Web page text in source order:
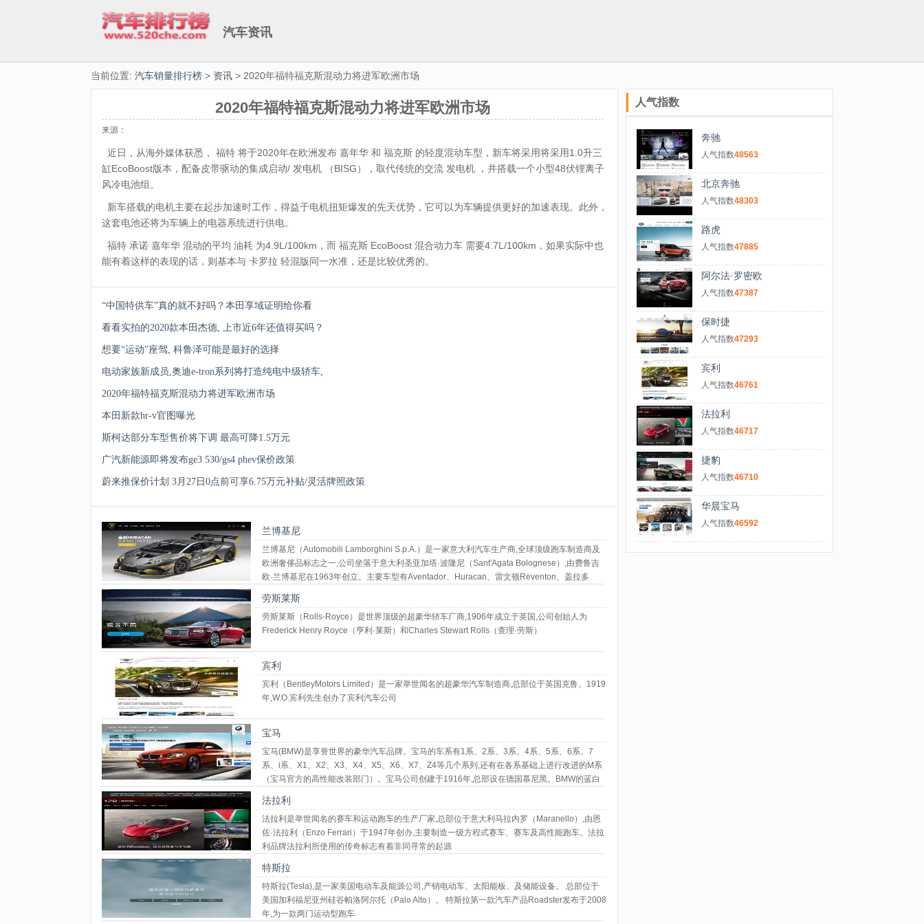
汽车资讯
当前位置: 汽车销量排行榜 > 资讯 > 2020年福特福克斯混动力将进军欧洲市场
2020年福特福克斯混动力将进军欧洲市场
来源：
近日，从海外媒体获悉， 福特 将于2020年在欧洲发布 嘉年华 和 福克斯 的轻度混动车型，新车将采用将采用1.0升三
缸EcoBoost版本，配备皮带驱动的集成启动/ 发电机 （BISG），取代传统的交流 发电机 ，并搭载一个小型48伏锂离子
风冷电池组。
新车搭载的电机主要在起步加速时工作，得益于电机扭矩爆发的先天优势，它可以为车辆提供更好的加速表现。此外，
这套电池还将为车辆上的电器系统进行供电。
福特 承诺 嘉年华 混动的平均 油耗 为4.9L/100km，而 福克斯 EcoBoost 混合动力车 需要4.7L/100km，如果实际中也
能有着这样的表现的话，则基本与 卡罗拉 轻混版同一水准，还是比较优秀的。
“中国特供车”真的就不好吗？本田享域证明给你看
看看实拍的2020款本田杰德, 上市近6年还值得买吗？
想要“运动”座驾, 科鲁泽可能是最好的选择
电动家族新成员,奥迪e-tron系列将打造纯电中级轿车,
2020年福特福克斯混动力将进军欧洲市场
本田新款hr-v官图曝光
斯柯达部分车型售价将下调 最高可降1.5万元
广汽新能源即将发布ge3 530/gs4 phev保价政策
蔚来推保价计划 3月27日0点前可享6.75万元补贴/灵活牌照政策
兰博基尼
兰博基尼（Automobili Lamborghini S.p.A.）是一家意大利汽车生产商,全球顶级跑车制造商及
欧洲奢侈品标志之一,公司坐落于意大利圣亚加塔·波隆尼（Sant'Agata Bolognese）,由费鲁吉
欧·兰博基尼在1963年创立。主要车型有Aventador、Huracan、雷文顿Reventon、盖拉多
劳斯莱斯
劳斯莱斯（Rolls-Royce）是世界顶级的超豪华轿车厂商,1906年成立于英国,公司创始人为
Frederick Henry Royce（亨利·莱斯）和Charles Stewart Rolls（查理·劳斯）
宾利
宾利（BentleyMotors Limited）是一家举世闻名的超豪华汽车制造商,总部位于英国克鲁。1919
年,W.O.宾利先生创办了宾利汽车公司
宝马
宝马(BMW)是享誉世界的豪华汽车品牌。宝马的车系有1系、2系、3系、4系、5系、6系、7
系、i系、X1、X2、X3、X4、X5、X6、X7、Z4等几个系列,还有在各系基础上进行改进的M系
（宝马官方的高性能改装部门）。宝马公司创建于1916年,总部设在德国慕尼黑。BMW的蓝白
法拉利
法拉利是举世闻名的赛车和运动跑车的生产厂家,总部位于意大利马拉内罗（Maranello）,由恩
佐·法拉利（Enzo Ferrari）于1947年创办,主要制造一级方程式赛车、赛车及高性能跑车。法拉
利品牌法拉利所使用的传奇标志有着非同寻常的起源
特斯拉
特斯拉(Tesla),是一家美国电动车及能源公司,产销电动车、太阳能板、及储能设备。 总部位于
美国加利福尼亚州硅谷帕洛阿尔托（Palo Alto）。 特斯拉第一款汽车产品Roadster发布于2008
年,为一款两门运动型跑车
人气指数
奔驰
人气指数48563
北京奔驰
人气指数48303
路虎
人气指数47885
阿尔法·罗密欧
人气指数47387
保时捷
人气指数47293
宾利
人气指数46761
法拉利
人气指数46717
捷豹
人气指数46710
华晨宝马
人气指数46592